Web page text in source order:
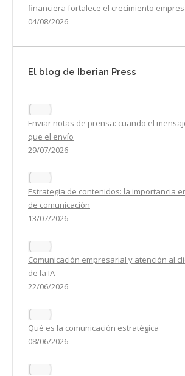
financiera fortalece el crecimiento
04/08/2026
El blog de Iberian Press
Enviar notas de prensa: cuando el
que el envío
29/07/2026
Estrategia de contenidos: la importancia
de comunicación
13/07/2026
Comunicación empresarial y atención al
de la IA
22/06/2026
Qué es la comunicación estratégica
08/06/2026